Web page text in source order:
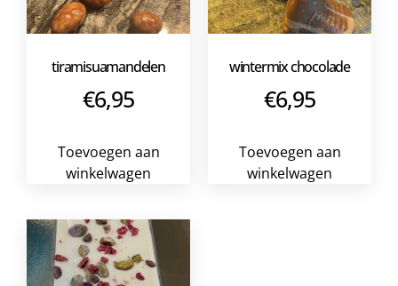
tiramisuamandelen
€6,95
Toevoegen aan
winkelwagen
wintermix chocolade
€6,95
Toevoegen aan
winkelwagen